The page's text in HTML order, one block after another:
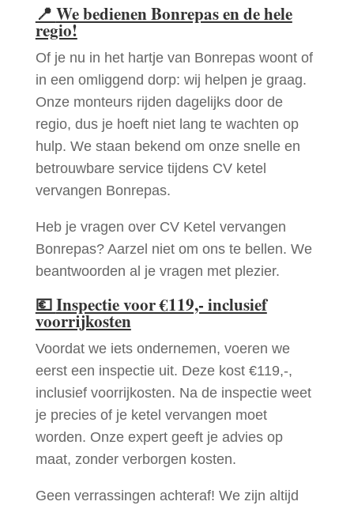
📍 We bedienen Bonrepas en de hele
regio!
Of je nu in het hartje van Bonrepas woont of
in een omliggend dorp: wij helpen je graag.
Onze monteurs rijden dagelijks door de
regio, dus je hoeft niet lang te wachten op
hulp. We staan bekend om onze snelle en
betrouwbare service tijdens CV ketel
vervangen Bonrepas.
Heb je vragen over CV Ketel vervangen
Bonrepas? Aarzel niet om ons te bellen. We
beantwoorden al je vragen met plezier.
💶Inspectie voor €119,- inclusief
voorrijkosten
Voordat we iets ondernemen, voeren we
eerst een inspectie uit. Deze kost €119,-,
inclusief voorrijkosten. Na de inspectie weet
je precies of je ketel vervangen moet
worden. Onze expert geeft je advies op
maat, zonder verborgen kosten.
Geen verrassingen achteraf! We zijn altijd